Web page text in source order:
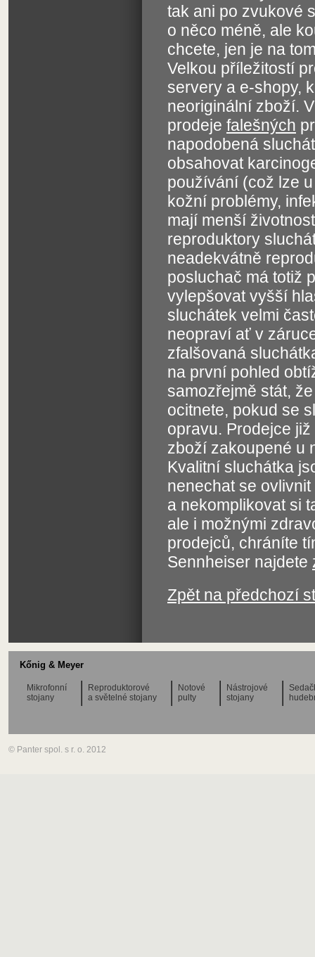
tak ani po zvukové
o něco méně, ale
chcete, jen je na
Velkou příležitostí
servery a e-shopy,
neoriginální zboží.
prodeje falešných
napodobená
obsahovat
používání (což lze
kožní problémy,
mají menší
reproduktory
neadekvátně
posluchač má totiž
vylepšovat vyšší
sluchátek velmi
neopraví ať v
zfalšovaná
na první pohled
samozřejmě stát,
ocitnete, pokud se
opravu. Prodejce
zboží zakoupené u
Kvalitní sluchátka
nenechat se
a nekomplikovat si
ale i možnými
prodejců, chráníte
Sennheiser najdete
Zpět na předchozí
Kőnig & Meyer
Mikrofonní
stojany
Reproduktorové
a světelné stojany
Notové
pulty
Nástrojové
stojany
© Panter spol. s r. o. 2012